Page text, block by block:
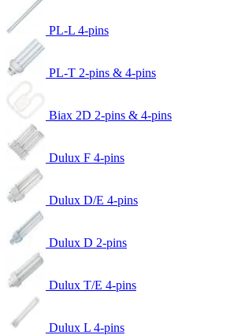
PL-L 4-pins
PL-T 2-pins & 4-pins
Biax 2D 2-pins & 4-pins
Dulux F 4-pins
Dulux D/E 4-pins
Dulux D 2-pins
Dulux T/E 4-pins
Dulux L 4-pins